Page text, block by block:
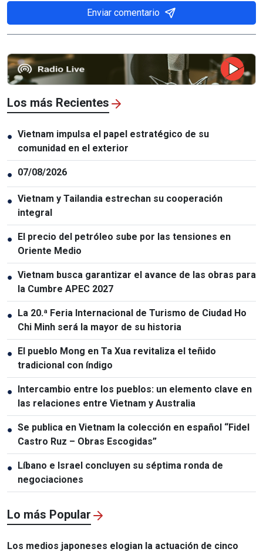
Enviar comentario
Los más Recientes
● Vietnam impulsa el papel estratégico de su
comunidad en el exterior
● 07/08/2026
● Vietnam y Tailandia estrechan su cooperación
integral
● El precio del petróleo sube por las tensiones en
Oriente Medio
● Vietnam busca garantizar el avance de las obras para
la Cumbre APEC 2027
● La 20.ª Feria Internacional de Turismo de Ciudad Ho
Chi Minh será la mayor de su historia
● El pueblo Mong en Ta Xua revitaliza el teñido
tradicional con índigo
● Intercambio entre los pueblos: un elemento clave en
las relaciones entre Vietnam y Australia
● Se publica en Vietnam la colección en español “Fidel
Castro Ruz – Obras Escogidas”
● Líbano e Israel concluyen su séptima ronda de
negociaciones
Lo más Popular
Los medios japoneses elogian la actuación de cinco